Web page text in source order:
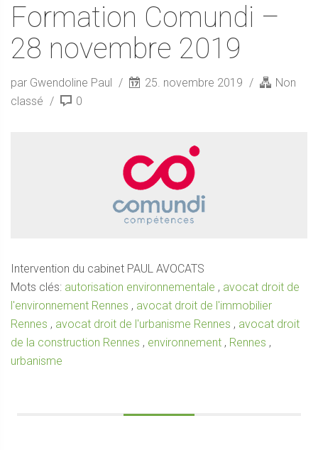
Formation Comundi –
28 novembre 2019
par Gwendoline Paul 25. novembre 2019
Non
classé
0
Intervention du cabinet PAUL AVOCATS
Mots clés: autorisation environnementale , avocat droit de
l'environnement Rennes , avocat droit de l'immobilier
Rennes , avocat droit de l'urbanisme Rennes , avocat droit
de la construction Rennes , environnement , Rennes ,
urbanisme